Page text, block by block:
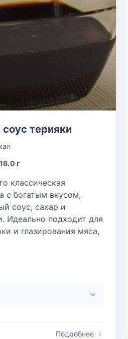
терияки
16.0 г
классическая
с богатым вкусом,
соус, сахар и
Идеально подходит для
и глазирования мяса,
Подробнее